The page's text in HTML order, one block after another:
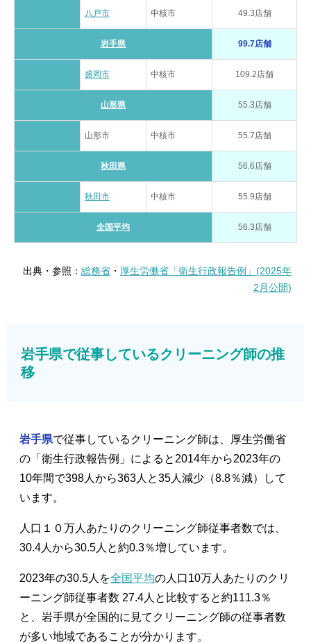
八戸市 中核市 49.3店舗
岩手県 99.7店舗
盛岡市 中核市 109.2店舗
山形県 55.3店舗
山形市 中核市 55.7店舗
秋田県 56.6店舗
秋田市 中核市 55.9店舗
全国平均 56.3店舗
出典・参照： 総務省 ・ 厚生労働省「衛生行政報告例」(2025年
2月公開)
岩手県で従事しているクリーニング師の推
移
岩手県で従事しているクリーニング師は、厚生労働省
の「衛生行政報告例」によると2014年から2023年の
10年間で398人から363人と35人減少（8.8％減）して
います。
人口１０万人あたりのクリーニング師従事者数では、
30.4人から30.5人と約0.3％増しています。
2023年の30.5人を全国平均の人口10万人あたりのクリ
ーニング師従事者数 27.4人と比較すると約111.3％
と、岩手県が全国的に見てクリーニング師の従事者数
が多い地域であることが分かります。